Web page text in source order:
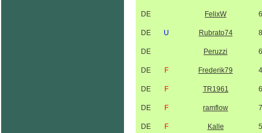
DE FelixW
DE U Rubrato74
DE Peruzzi
DE F Frederik79
DE F TR1961
DE F ramflow
DE F Kalle